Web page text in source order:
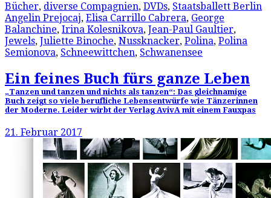
Bücher, diverse Compagnien, DVDs, Staatsballett Berlin
Angelin Prejocaj, Elisa Carrillo Cabrera, George
Balanchine, Irina Kolesnikova, Jean-Paul Gaultier,
Jewels, Juliette Binoche, Nussknacker, Polina, Polina
Semionova, Schneewittchen, Schwanensee
Ein feines Buch fürs ganze Leben
„Tanzen und tanzen und nichts als tanzen“: Das gleichnamige
Buch zeigt so viele berufliche Lebensentwürfe wie Tänzerinnen
der Moderne. Leider wirbt der Verlag AvivA mit einem Fauxpas
21. Februar 2017